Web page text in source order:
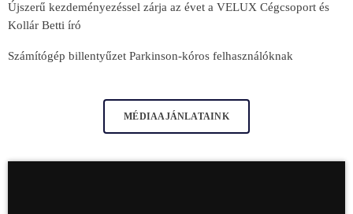
Újszerű kezdeményezéssel zárja az évet a VELUX Cégcsoport és
Kollár Betti író
Számítógép billentyűzet Parkinson-kóros felhasználóknak
MÉDIAAJÁNLATAINK